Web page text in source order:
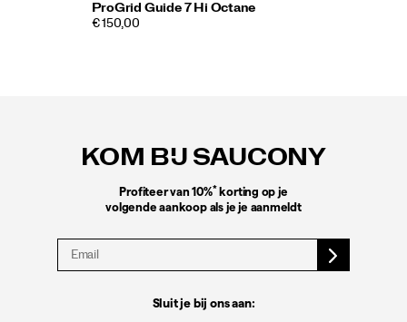
ProGrid Guide 7 Hi Octane
€ 150,00
KOM BIJ SAUCONY
Profiteer van 10%* korting op je
volgende aankoop als je je aanmeldt
Sluit je bij ons aan: